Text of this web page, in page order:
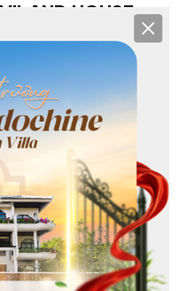
HOUSE
Nẵng
Sơn, Đà Nẵng
Trà, Đà Nẵng
Xuân, Đà Nẵng
Khánh, Đà Nẵng